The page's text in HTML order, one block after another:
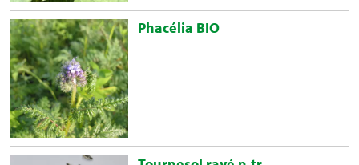
Phacélia BIO